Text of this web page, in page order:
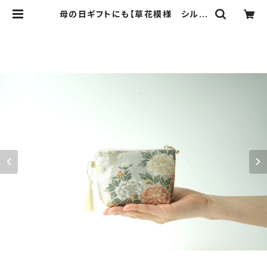
母の日ギフトにも【草花模様 シルク
ク、ハンドバック